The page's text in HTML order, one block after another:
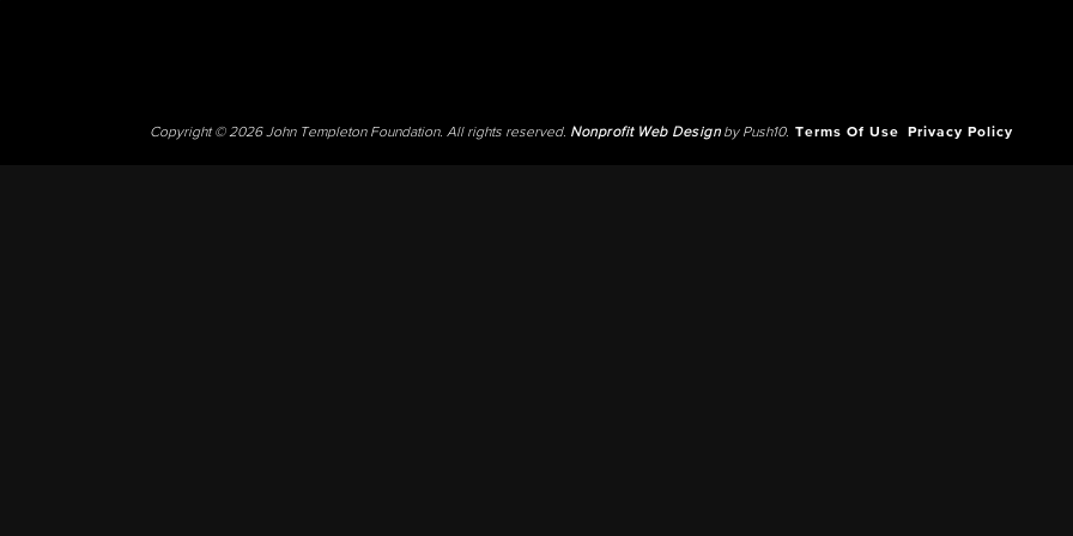
Copyright © 2026 John Templeton Foundation. All rights reserved. Nonprofit Web Designby Push10. Terms Of Use Privacy Policy